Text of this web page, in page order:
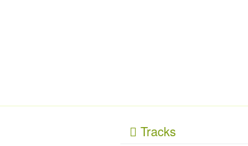
Tracks